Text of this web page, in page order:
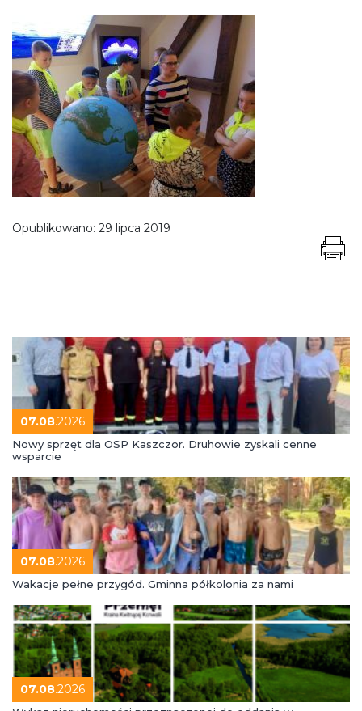
Opublikowano: 29 lipca 2019
07.08.2026
Nowy sprzęt dla OSP Kaszczor. Druhowie zyskali cenne
wsparcie
07.08.2026
Wakacje pełne przygód. Gminna półkolonia za nami
07.08.2026